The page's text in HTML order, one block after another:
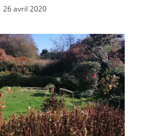
26 avril 2020